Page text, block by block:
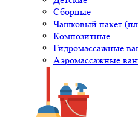
Сборные
Чашковый пакет
Композитные
Гидромассажные
Аэромассажные